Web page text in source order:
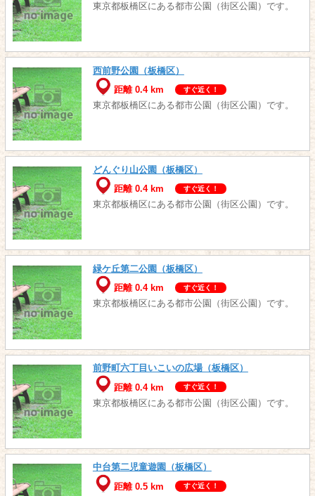
東京都板橋区にある都市公園（街区公園）です。
西前野公園（板橋区）
距離 0.4 km
すぐ近く！
東京都板橋区にある都市公園（街区公園）です。
どんぐり山公園（板橋区）
距離 0.4 km
すぐ近く！
東京都板橋区にある都市公園（街区公園）です。
緑ケ丘第二公園（板橋区）
距離 0.4 km
すぐ近く！
東京都板橋区にある都市公園（街区公園）です。
前野町六丁目いこいの広場（板橋区）
距離 0.4 km
すぐ近く！
東京都板橋区にある都市公園（街区公園）です。
中台第二児童遊園（板橋区）
距離 0.5 km
すぐ近く！